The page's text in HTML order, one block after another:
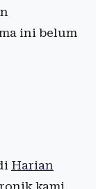
ini belum
Harian
kami